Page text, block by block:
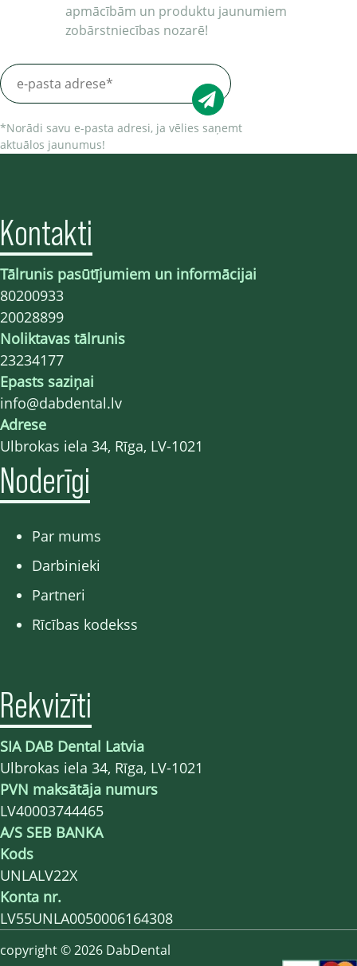
apmācībām un produktu jaunumiem
zobārstniecības nozarē!
*Norādi savu e-pasta adresi, ja vēlies saņemt
aktuālos jaunumus!
Kontakti
Tālrunis pasūtījumiem un informācijai
80200933
20028899
Noliktavas tālrunis
23234177
Epasts saziņai
info@dabdental.lv
Adrese
Ulbrokas iela 34, Rīga, LV-1021
Noderīgi
Par mums
Darbinieki
Partneri
Rīcības kodekss
Rekvizīti
SIA DAB Dental Latvia
Ulbrokas iela 34, Rīga, LV-1021
PVN maksātāja numurs
LV40003744465
A/S SEB BANKA
Kods
UNLALV22X
Konta nr.
LV55UNLA0050006164308
copyright © 2026 DabDental